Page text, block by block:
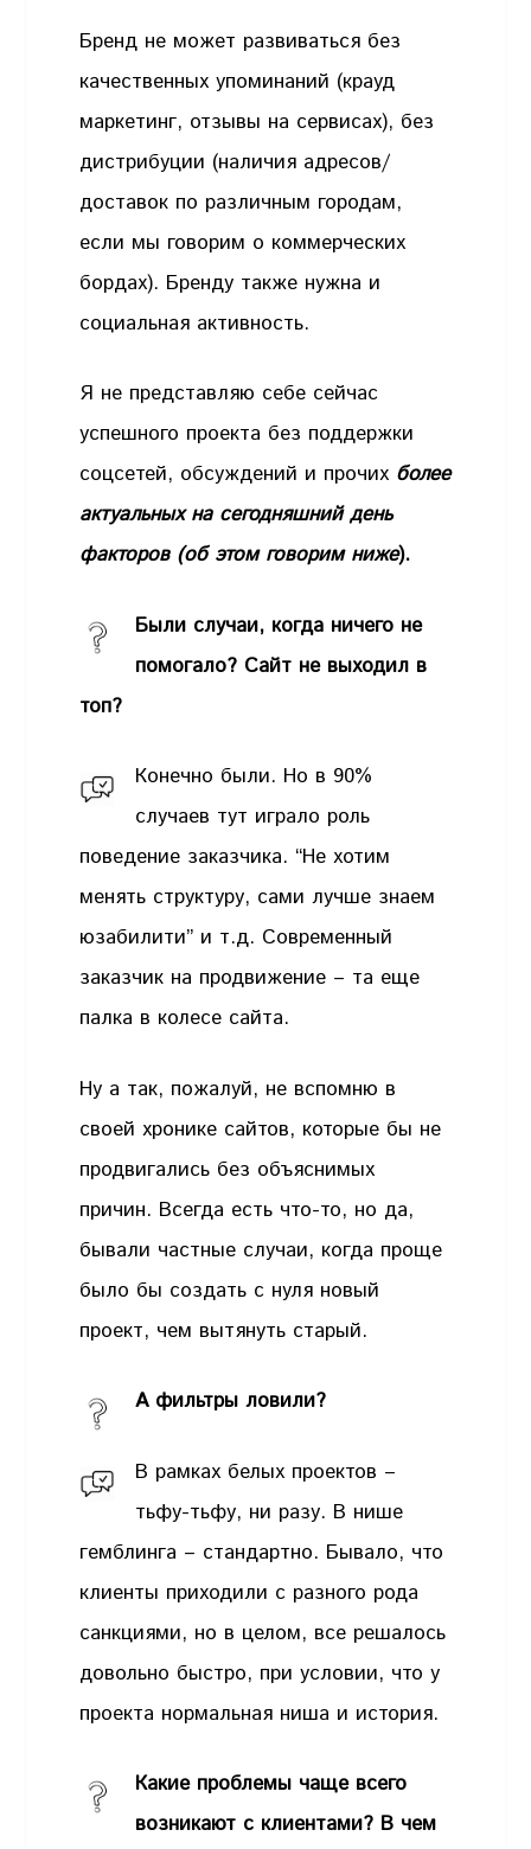
Бренд не может развиваться без
качественных упоминаний (крауд
маркетинг, отзывы на сервисах), без
дистрибуции (наличия адресов/
доставок по различным городам,
если мы говорим о коммерческих
бордах). Бренду также нужна и
социальная активность.
Я не представляю себе сейчас
успешного проекта без поддержки
соцсетей, обсуждений и прочих более
актуальных на сегодняшний день
факторов (об этом говорим ниже).
Были случаи, когда ничего не
помогало? Сайт не выходил в
топ?
Конечно были. Но в 90%
случаев тут играло роль
поведение заказчика. “Не хотим
менять структуру, сами лучше знаем
юзабилити” и т.д. Современный
заказчик на продвижение – та еще
палка в колесе сайта.
Ну а так, пожалуй, не вспомню в
своей хронике сайтов, которые бы не
продвигались без объяснимых
причин. Всегда есть что-то, но да,
бывали частные случаи, когда проще
было бы создать с нуля новый
проект, чем вытянуть старый.
А фильтры ловили?
В рамках белых проектов –
тьфу-тьфу, ни разу. В нише
гемблинга – стандартно. Бывало, что
клиенты приходили с разного рода
санкциями, но в целом, все решалось
довольно быстро, при условии, что у
проекта нормальная ниша и история.
Какие проблемы чаще всего
возникают с клиентами? В чем